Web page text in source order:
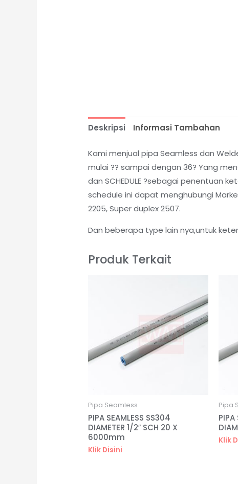
Deskripsi Informasi Tambahan
Kami menjual pipa Seamless dan
mulai ?? sampai dengan 36? Yang
dan SCHEDULE ?sebagai penentuan
schedule ini dapat menghubungi
2205, Super duplex 2507.
Dan beberapa type lain nya,untuk
Produk Terkait
Pipa Seamless
PIPA SEAMLESS SS304
DIAMETER 1/2″ SCH 20 X
6000mm
Klik Disini
Pipa
PIPA
Klik